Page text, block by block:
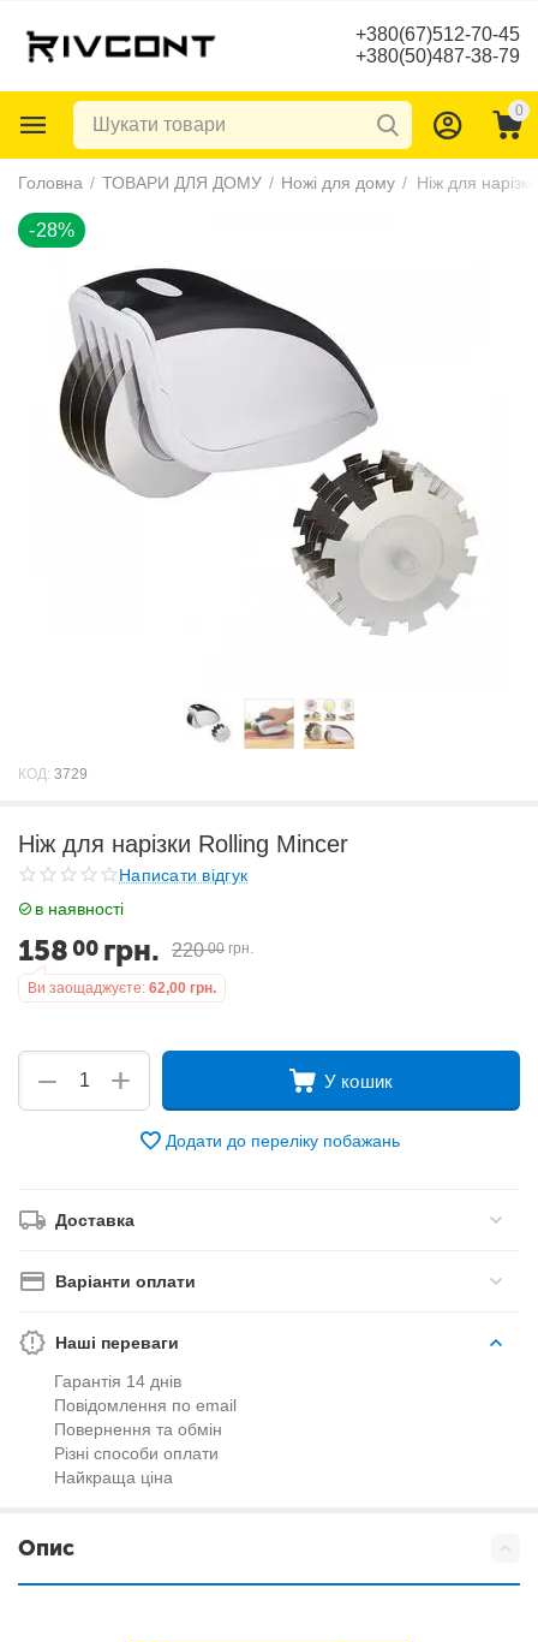
+380(67)512-70-45
+380(50)487-38-79
0
Головна / ТОВАРИ ДЛЯ ДОМУ / Ножі для дому / Ніж для
КОД: 3729
Ніж для нарізки Rolling Mincer
Написати відгук
в наявності
158 00 грн. 220 00 грн.
Ви заощаджуєте: 62,00 грн.
+
− У кошик
Додати до переліку побажань
Доставка
Варіанти оплати
Наші переваги
Гарантія 14 днів
Повідомлення по email
Повернення та обмін
Різні способи оплати
Найкраща ціна
Опис